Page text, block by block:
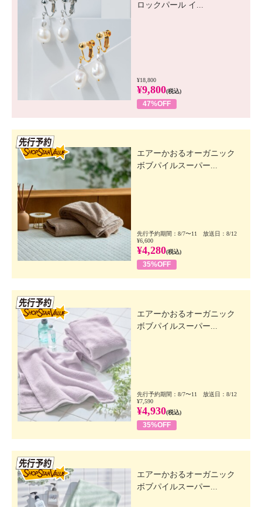
ロックパール イ...
¥18,800
¥9,800(税込)
47%OFF
エアーかおるオーガニック
ボブパイルスーパー...
先行予約期間：8/7〜11 放送日：8/12
¥6,600
¥4,280(税込)
35%OFF
エアーかおるオーガニック
ボブパイルスーパー...
先行予約期間：8/7〜11 放送日：8/12
¥7,590
¥4,930(税込)
35%OFF
エアーかおるオーガニック
ボブパイルスーパー...